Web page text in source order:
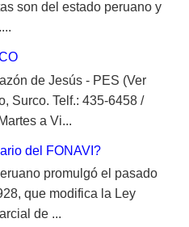
son del estado peruano y
de Jesús - PES (Ver
Surco. Telf.: 435-6458 /
a Vi...
del FONAVI?
promulgó el pasado
que modifica la Ley
de ...